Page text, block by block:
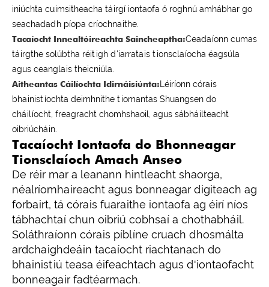
iniúchta cuimsitheacha táirgí iontaofa ó roghnú amhábhar go
seachadadh píopa críochnaithe.
Tacaíocht Innealtóireachta Saincheaptha:Ceadaíonn cumas
táirgthe solúbtha réitigh d'iarratais tionsclaíocha éagsúla
agus ceanglais theicniúla.
Aitheantas Cáilíochta Idirnáisiúnta: Léiríonn córais
bhainistíochta deimhnithe tiomantas Shuangsen do
cháilíocht, freagracht chomhshaoil, agus sábháilteacht
oibriúcháin.
Tacaíocht Iontaofa do Bhonneagar
Tionsclaíoch Amach Anseo
De réir mar a leanann hintleacht shaorga,
néalríomhaireacht agus bonneagar digiteach ag
forbairt, tá córais fuaraithe iontaofa ag éirí níos
tábhachtaí chun oibriú cobhsaí a chothabháil.
Soláthraíonn córais píblíne cruach dhosmálta
ardchaighdeáin tacaíocht riachtanach do
bhainistiú teasa éifeachtach agus d'iontaofacht
bonneagair fadtéarmach.